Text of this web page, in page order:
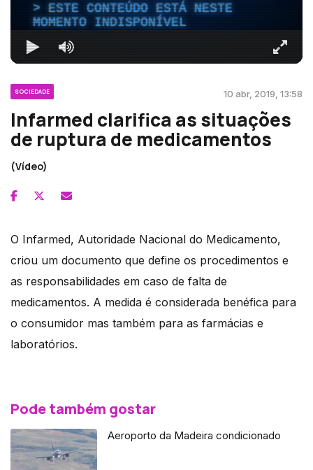
ESTE CONTEÚDO ESTÁ NESTE
MOMENTO INDISPONÍVEL
SOCIEDADE 10 abr, 2019, 13:58
Infarmed clarifica as situações
de ruptura de medicamentos
(Vídeo)
O Infarmed, Autoridade Nacional do Medicamento,
criou um documento que define os procedimentos e
as responsabilidades em caso de falta de
medicamentos. A medida é considerada benéfica para
o consumidor mas também para as farmácias e
laboratórios.
Pode também gostar
Aeroporto da Madeira condicionado